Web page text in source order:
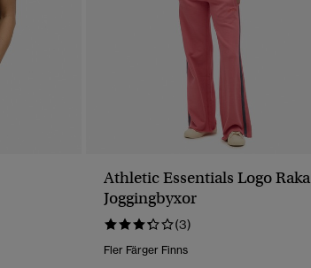
Athletic Essentials Logo Raka
Joggingbyxor
(3)
Fler Färger Finns